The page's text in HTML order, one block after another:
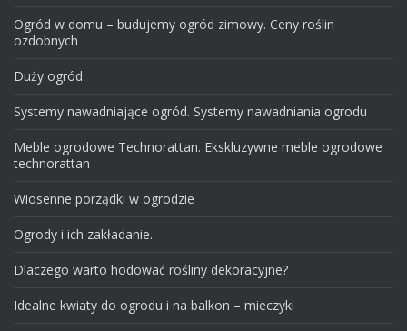
Ogród w domu – budujemy ogród zimowy. Ceny roślin
ozdobnych
Duży ogród.
Systemy nawadniające ogród. Systemy nawadniania ogrodu
Meble ogrodowe Technorattan. Ekskluzywne meble ogrodowe
technorattan
Wiosenne porządki w ogrodzie
Ogrody i ich zakładanie.
Dlaczego warto hodować rośliny dekoracyjne?
Idealne kwiaty do ogrodu i na balkon – mieczyki